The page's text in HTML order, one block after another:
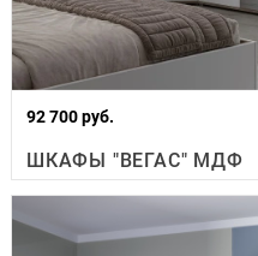
92 700 руб.
ШКАФЫ "ВЕГАС" МДФ